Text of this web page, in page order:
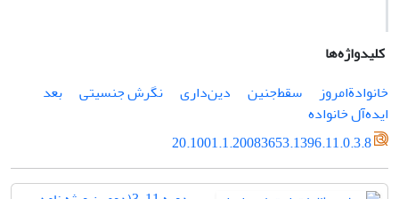
کلیدواژه‌ها
خانوادةامروز
سقط‌جنین دین‌داری نگرش جنسیتی
بعد
ایده‌آل خانواده
20.1001.1.20083653.1396.11.0.3.8